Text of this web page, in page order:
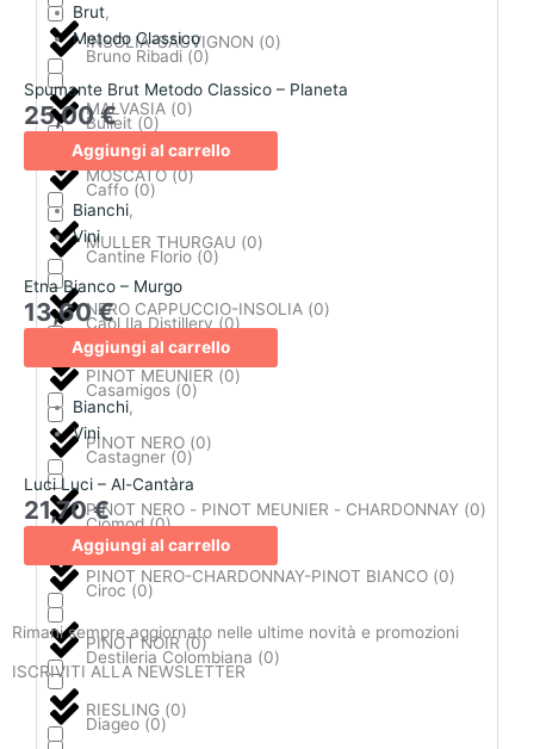
Bruno Ribadi (0)
Bulleit (0)
Caffo (0)
Cantine Florio (0)
Caol Ila Distillery (0)
Casamigos (0)
Castagner (0)
Ciomod (0)
Ciroc (0)
Destileria Colombiana (0)
Diageo (0)
INSOLIA-SAUVIGNON (0)
MALVASIA (0)
MOSCATO (0)
MULLER THURGAU (0)
NERO CAPPUCCIO-INSOLIA (0)
PINOT MEUNIER (0)
PINOT NERO (0)
PINOT NERO - PINOT MEUNIER - CHARDONNAY (0)
PINOT NERO-CHARDONNAY-PINOT BIANCO (0)
PINOT NOIR (0)
RIESLING (0)
Brut,
Metodo Classico
Spumante Brut Metodo Classico – Planeta
25,00€
Aggiungi al carrello
Bianchi,
Vini
Etna Bianco – Murgo
13,60€
Aggiungi al carrello
Bianchi,
Vini
Luci Luci – Al-Cantàra
21,70€
Aggiungi al carrello
Rimani sempre aggiornato nelle ultime novità e promozioni
ISCRIVITI ALLA NEWSLETTER